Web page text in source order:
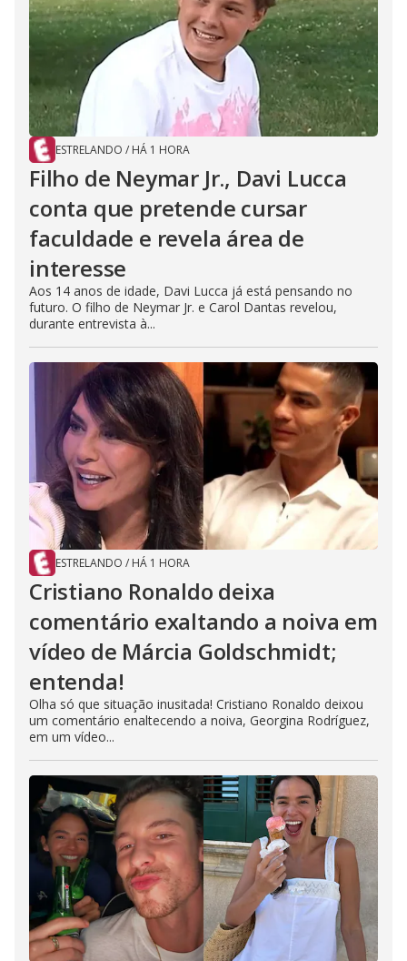
ESTRELANDO / HÁ 1 HORA
Filho de Neymar Jr., Davi Lucca
conta que pretende cursar
faculdade e revela área de
interesse
Aos 14 anos de idade, Davi Lucca já está pensando no
futuro. O filho de Neymar Jr. e Carol Dantas revelou,
durante entrevista à...
ESTRELANDO / HÁ 1 HORA
Cristiano Ronaldo deixa
comentário exaltando a noiva em
vídeo de Márcia Goldschmidt;
entenda!
Olha só que situação inusitada! Cristiano Ronaldo deixou
um comentário enaltecendo a noiva, Georgina Rodríguez,
em um vídeo...